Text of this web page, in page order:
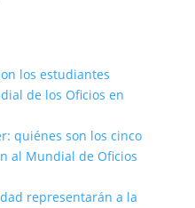
los estudiantes
de los Oficios en
quiénes son los cinco
al Mundial de Oficios
representarán a la